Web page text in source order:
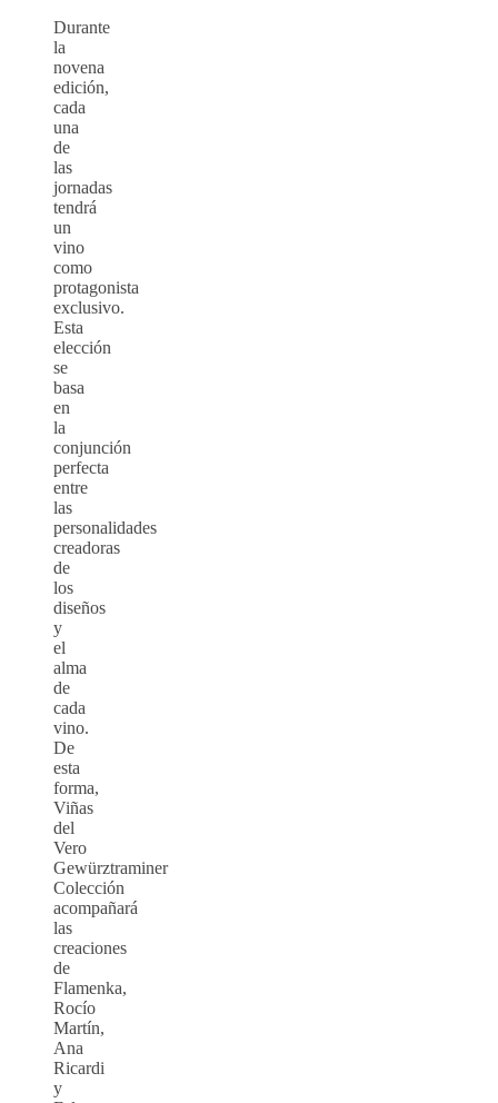
Durante
la
novena
edición,
cada
una
de
las
jornadas
tendrá
un
vino
como
protagonista
exclusivo.
Esta
elección
se
basa
en
la
conjunción
perfecta
entre
las
personalidades
creadoras
de
los
diseños
y
el
alma
de
cada
vino.
De
esta
forma,
Viñas
del
Vero
Gewürztraminer
Colección
acompañará
las
creaciones
de
Flamenka,
Rocío
Martín,
Ana
Ricardi
y